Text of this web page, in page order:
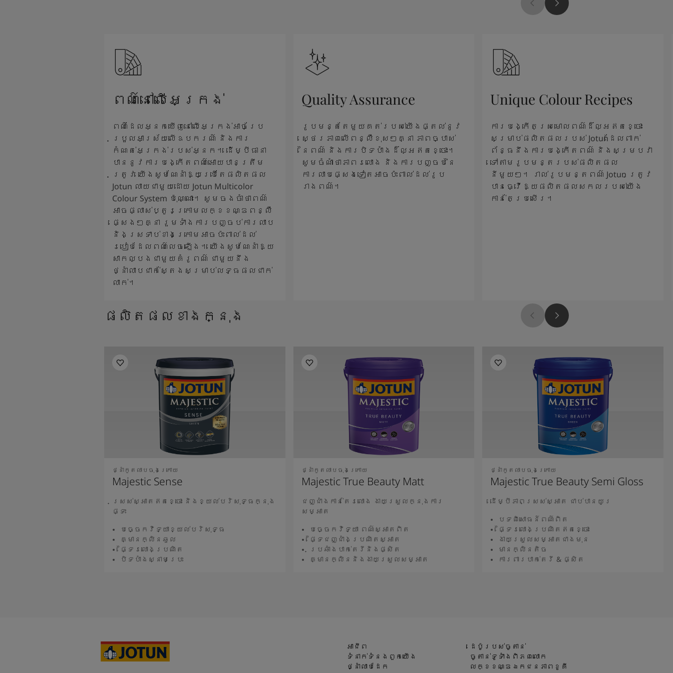
ពណ៌នៅលើអេក្រង់
ពណ៌ដែលអ្នកឃើញនៅលើអេក្រង់អាចប្រែ
ប្រួលអាស្រ័យលើឧបករណ៍ និងការ
កំណត់អេក្រង់របស់អ្នក។ ដើម្បីធានា
បាននូវការបង្កើតពណ៌អោយបានត្រឹម
ត្រូវ យើងសូមណែនាំឱ្យប្រើតែផលិតផល
Jotun លាយជាមួយដោយ Jotun Multicolor
Colour System ប៉ុណ្ណោះ។ សូមចងចាំថាពណ៌
អាចផ្លាស់ប្តូរក្រោមលក្ខខណ្ឌពន្លឺ
ផ្សេងៗគ្នា រួមទាំងការបញ្ចប់ការលាប
និងស្រទាប់ខាងក្រោមអាចប៉ះពាល់ដល់
របៀបដែលពណ៌លេចឡើង។ យើងសូមណែនាំឱ្យ
សាកល្បងជាមួយគំរូពណ៌ ជាមួយនឹង
ថ្នាំលាបជាក់ស្តែងសម្រាប់លទ្ធផលជាក់
លាក់។
Quality Assurance
រូបមន្តតែមួយគត់របស់យើងផ្តល់នូវ
ស្ថេរភាពលើពន្លឺខុសៗគ្នា ភាពច្បាស់
នៃពណ៌ និងការបិទបាំងដ៏ល្អឥតខ្ចោះ។
សូមចំណាំថាភាពរលោង និងការបញ្ចប់នៃ
ការលាបផ្សេងទៀតអាចប៉ះពាល់ដល់រូប
រាងពណ៌។
Unique Colour Recipes
ការបង្កើតស្រមោលពណ៌ដ៏ល្អឥតខ្ចោះ
សម្រាប់ផលិតផលរបស់ Jotunដែលពាក់
ព័ន្ធនឹងការបង្កើតពណ៌ និងសម្របវា
ទៅតាមរូបមន្តរបស់ផលិតផល
នីមួយៗ។ រាល់រូបមន្តពណ៌ Jotun ត្រូវ
បានធ្វើឱ្យផលិតផលសកលរបស់យើង
កាន់តែប្រសើរ។
ផលិតផលខាងក្នុង
ថ្នាំកូតលាបចុងក្រោយ
Majestic Sense
ស្រស់ស្អាតឥតខ្ចោះ និងខ្យល់បរិសុទ្ធក្នុង
ផ្ទះ
បច្ចេកវិទ្យាខ្យល់បរិសុទ្ធ
គ្មានក្លិនឆួល
ផ្ទៃរលោងប្រណិត
បិទបាំងស្នាមប្រេះ
ថ្នាំកូតលាបចុងក្រោយ
Majestic True Beauty Matt
ជញ្ជាំងកាន់តែរលោង ងាយស្រួលក្នុងការ
សម្អាត
បច្ចេកវិទ្យា ពណ៌ស្អាតពិត
ផ្ទៃជញ្ជាំងប្រណិតស្អាត
ប្រឆាំងបាក់តេរីនិងផ្សិត
គ្មានក្លិននិងងាយស្រួលសម្អាត
ថ្នាំកូតលាបចុងក្រោយ
Majestic True Beauty Semi Gloss
ដើម្បីភាពស្រស់ស្អាត ជាប់បានយូរ
បទពិសោធន៍ពណ៍ពិត
ផ្ទៃរលោងប្រណិតឥតខ្ចោះ
ងាយស្រួលសម្អាតជាងមុន
មានក្លិនតិច
ការពារបាក់តេរី & ផ្សិត
អាជីព
ទំនាក់ទំនងពួកយើង
ថ្នាំលាបដែក
ដេប៉ូរបស់ចូតាន់
ចូតាន់ទូទាំងពិភពលោក
លក្ខខណ្ឌឯកជនភាពខូគី